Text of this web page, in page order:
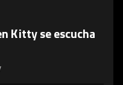
Kitty se escucha